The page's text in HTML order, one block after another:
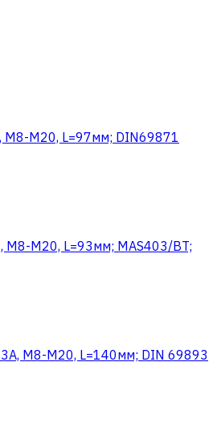
M8-M20, L=97мм; DIN69871
M8-M20, L=93мм; MAS403/BT;
M8-M20, L=140мм; DIN 69893